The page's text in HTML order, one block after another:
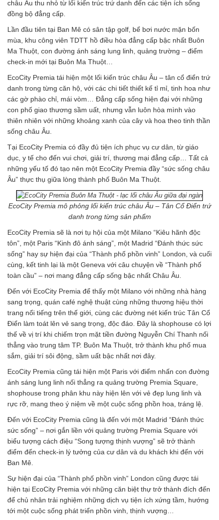
châu Âu thu nhỏ từ lối kiến trúc trứ danh đến các tiện ích sống
đồng bộ đẳng cấp.
Lần đầu tiên tại Ban Mê có sân tập golf, bể bơi nước mặn bốn
mùa, khu công viên TDTT hồ điều hòa đẳng cấp bậc nhất Buôn
Ma Thuột, con đường ánh sáng lung linh, quảng trường – điểm
check-in mới tại Buôn Ma Thuột…
EcoCity Premia tái hiện một lối kiến trúc châu Âu – tân cổ điển trứ
danh trong từng căn hộ, với các chi tiết thiết kế tỉ mỉ, tinh hoa như
các gờ phào chỉ, mái vòm… Đẳng cấp sống hiện đại với những
con phố giao thương sầm uất, nhưng vẫn luôn hòa mình vào
thiên nhiên với những khoảng xanh của cây và hoa theo tinh thần
sống châu Âu.
Tại EcoCity Premia có đầy đủ tiện ích phục vụ cư dân, từ giáo
dục, y tế cho đến vui chơi, giải trí, thương mại đẳng cấp… Tất cả
những yếu tố đó tạo nên một EcoCity Premia đầy “sức sống châu
Âu” thực thụ giữa lòng thành phố Buôn Ma Thuột.
EcoCity Premia mô phỏng lối kiến trúc châu Âu – Tân Cổ Điển trứ
danh trong từng sản phẩm
EcoCity Premia sẽ là nơi tụ hội của một Milano “Kiêu hãnh độc
tôn”, một Paris “Kinh đô ánh sáng”, một Madrid “Đánh thức sức
sống” hay sự hiện đại của “Thành phố phồn vinh” London, và cuối
cùng, kết tinh lại là một Geneva với câu chuyện về “Thành phố
toàn cầu” – nơi mang đẳng cấp sống bậc nhất Châu Âu.
Đến với EcoCity Premia để thấy một Milano với những nhà hàng
sang trọng, quán café nghệ thuật cùng những thương hiệu thời
trang nổi tiếng trên thế giới, cùng các đường nét kiến trúc Tân Cổ
Điển làm toát lên vẻ sang trọng, độc đáo. Đây là shophouse có lợi
thế về vị trí khi chiếm trọn mặt tiền đường Nguyễn Chí Thanh nối
thẳng vào trung tâm TP. Buôn Ma Thuột, trở thành khu phố mua
sắm, giải trí sôi động, sầm uất bậc nhất nơi đây.
EcoCity Premia cũng tái hiện một Paris với điểm nhấn con đường
ánh sáng lung linh nối thẳng ra quảng trường Premia Square,
shophouse trong phân khu này hiện lên với vẻ đẹp lung linh và
rực rỡ, mang theo ý niệm về một cuộc sống phồn hoa, tráng lệ.
Đến với EcoCity Premia cũng là đến với một Madrid “Đánh thức
sức sống” – nơi gắn liền với quảng trường Premia Square với
biểu tượng cách điệu “Song tượng thịnh vượng” sẽ trở thành
điểm đến check-in lý tưởng của cư dân và du khách khi đến với
Ban Mê.
Sự hiện đại của “Thành phố phồn vinh” London cũng được tái
hiện tại EcoCity Premia với những căn biệt thự trở thành đích đến
để chủ nhân trải nghiệm những dịch vụ tiện ích xứng tầm, hướng
tới một cuộc sống phát triển phồn vinh, thịnh vượng…